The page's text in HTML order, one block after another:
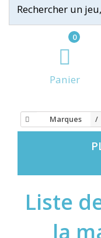
0
Panier
Marques
Liste
la